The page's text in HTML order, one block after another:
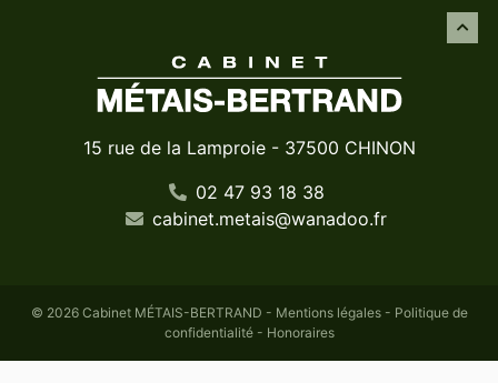
15 rue de la Lamproie - 37500 CHINON
02 47 93 18 38
cabinet.metais@wanadoo.fr
© 2026 Cabinet MÉTAIS-BERTRAND - Mentions légales- Politique de
confidentialité- Honoraires